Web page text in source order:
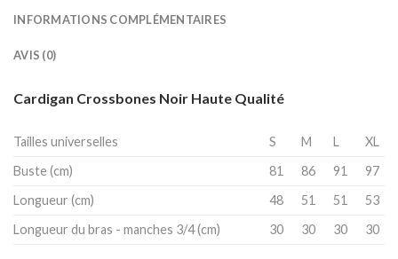
INFORMATIONS COMPLÉMENTAIRES
AVIS (0)
Cardigan Crossbones Noir Haute Qualité
Tailles universelles S M L
XL
Buste (cm)
81 86 91
97
Longueur (cm)
48 51 51
53
Longueur du bras - manches 3/4 (cm)
30 30 30 30